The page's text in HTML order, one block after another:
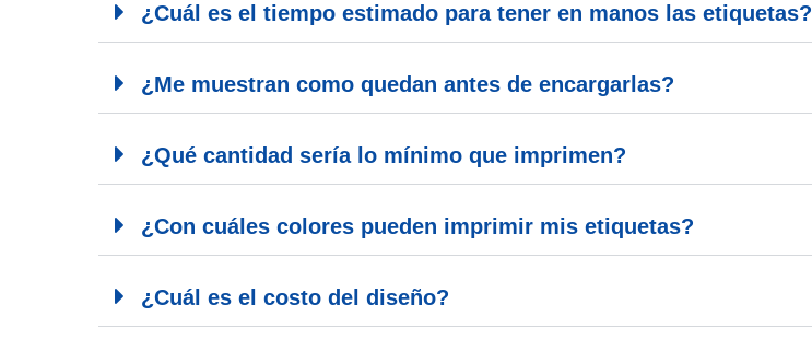
¿Cuál es el tiempo estimado para tener en manos las etiquetas?
¿Me muestran como quedan antes de encargarlas?
¿Qué cantidad sería lo mínimo que imprimen?
¿Con cuáles colores pueden imprimir mis etiquetas?
¿Cuál es el costo del diseño?